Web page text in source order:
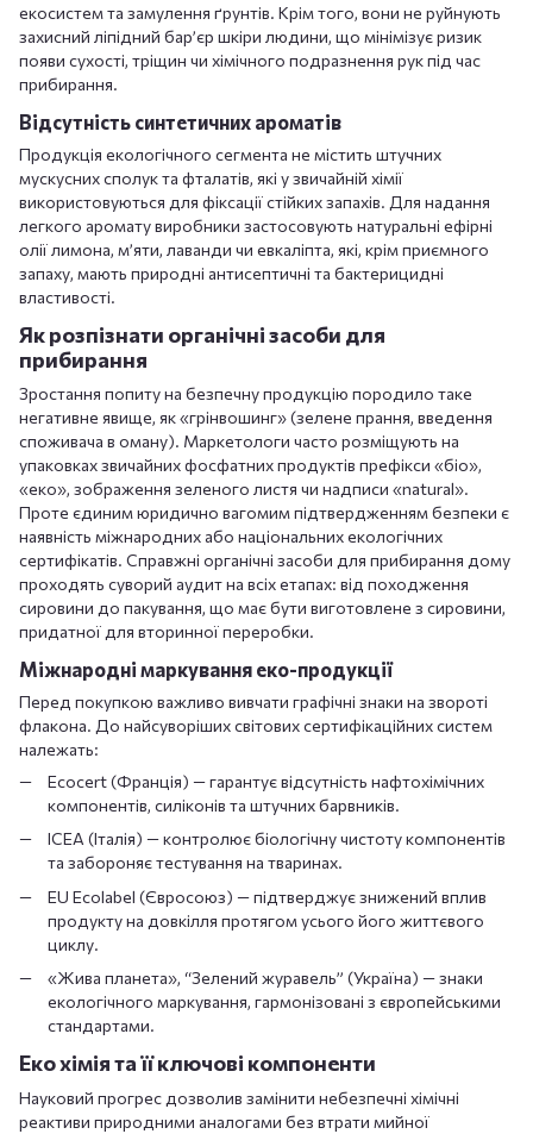
екосистем та замулення ґрунтів. Крім того, вони не руйнують
захисний ліпідний бар’єр шкіри людини, що мінімізує ризик
появи сухості, тріщин чи хімічного подразнення рук під час
прибирання.
Відсутність синтетичних ароматів
Продукція екологічного сегмента не містить штучних
мускусних сполук та фталатів, які у звичайній хімії
використовуються для фіксації стійких запахів. Для надання
легкого аромату виробники застосовують натуральні ефірні
олії лимона, м’яти, лаванди чи евкаліпта, які, крім приємного
запаху, мають природні антисептичні та бактерицидні
властивості.
Як розпізнати органічні засоби для
прибирання
Зростання попиту на безпечну продукцію породило таке
негативне явище, як «грінвошинг» (зелене прання, введення
споживача в оману). Маркетологи часто розміщують на
упаковках звичайних фосфатних продуктів префікси «біо»,
«еко», зображення зеленого листя чи надписи «natural».
Проте єдиним юридично вагомим підтвердженням безпеки є
наявність міжнародних або національних екологічних
сертифікатів. Справжні органічні засоби для прибирання дому
проходять суворий аудит на всіх етапах: від походження
сировини до пакування, що має бути виготовлене з сировини,
придатної для вторинної переробки.
Міжнародні маркування еко-продукції
Перед покупкою важливо вивчати графічні знаки на звороті
флакона. До найсуворіших світових сертифікаційних систем
належать:
Ecocert (Франція) — гарантує відсутність нафтохімічних
компонентів, силіконів та штучних барвників.
ICEA (Італія) — контролює біологічну чистоту компонентів
та забороняє тестування на тваринах.
EU Ecolabel (Євросоюз) — підтверджує знижений вплив
продукту на довкілля протягом усього його життєвого
циклу.
«Жива планета», “Зелений журавель” (Україна) — знаки
екологічного маркування, гармонізовані з європейськими
стандартами.
Еко хімія та її ключові компоненти
Науковий прогрес дозволив замінити небезпечні хімічні
реактиви природними аналогами без втрати мийної